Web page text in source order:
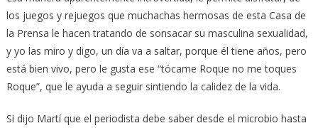
los juegos y rejuegos que muchachas hermosas de esta Casa de
la Prensa le hacen tratando de sonsacar su masculina sexualidad,
y yo las miro y digo, un día va a saltar, porque él tiene años, pero
está bien vivo, pero le gusta ese “tócame Roque no me toques
Roque”, que le ayuda a seguir sintiendo la calidez de la vida.
Si dijo Martí que el periodista debe saber desde el microbio hasta